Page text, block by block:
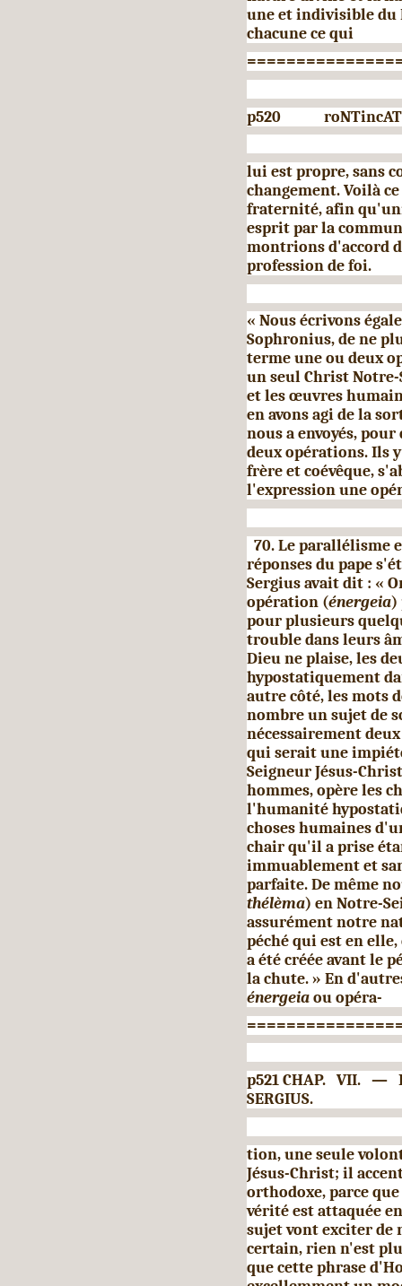
une et indivisible du
chacune ce qui
p520
lui est propre, sans
changement. Voilà
fraternité, afin
esprit par la
montrions d'accord
profession de foi.
« Nous écrivons
Sophronius, de ne
terme une ou deux
un seul Christ
et les œuvres
en avons agi de la
nous a envoyés,
deux opérations. Ils
frère et coévêque,
l'expression une
70. Le parallélisme
réponses du pape
Sergius avait dit : «
opération (énergeia)
pour plusieurs
trouble dans leurs
Dieu ne plaise, les
hypostatiquement
autre côté, les mots
nombre un sujet de
nécessairement
qui serait une
Seigneur Jésus-
hommes, opère les
l'humanité
choses humaines
chair qu'il a prise
immuablement et
parfaite. De même
thélèma) en Notre-
assurément notre
péché qui est en
a été créée avant le
la chute. » En
énergeiaou opéra-
p521 CHAP. VII. —
SERGIUS.
tion, une seule
Jésus-Christ; il
orthodoxe, parce
vérité est attaquée
sujet vont exciter de
certain, rien n'est
que cette phrase